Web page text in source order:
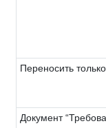
Переносить
Документ